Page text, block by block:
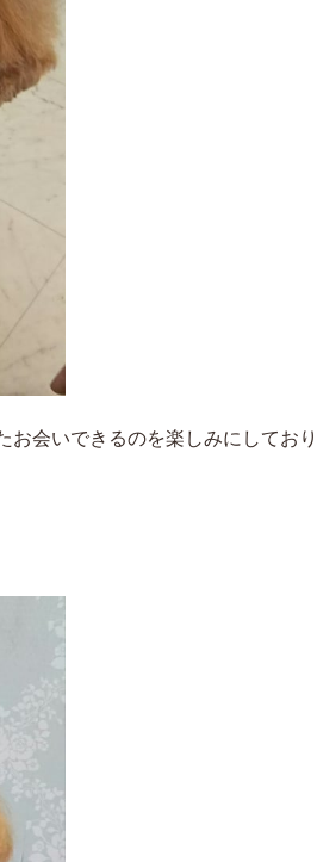
お会いできるのを楽しみにしてお